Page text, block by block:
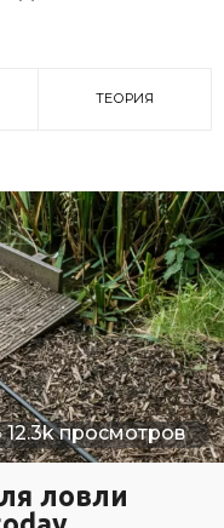
ТЕОРИЯ
12.3k просмотров
ловли